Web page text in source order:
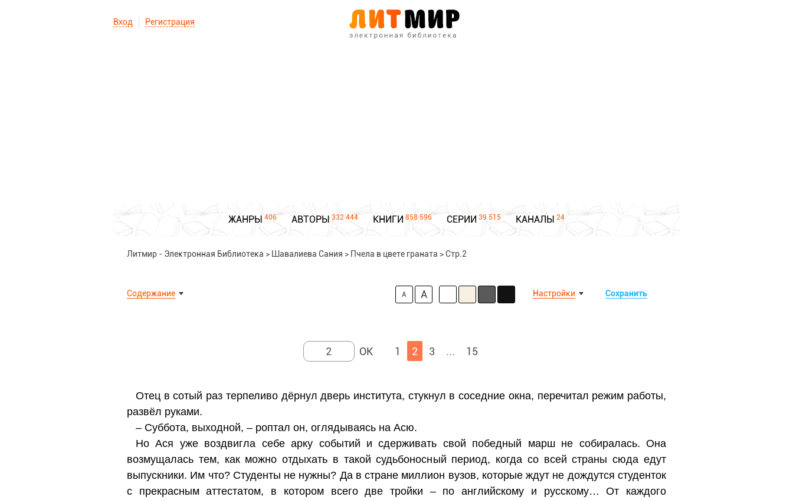
Вход Регистрация
ЖАНРЫ 406 АВТОРЫ 332 444 КНИГИ 858 596 СЕРИИ 39 515 КАНАЛЫ 24
Литмир - Электронная Библиотека > Шавалиева Сания > Пчела в цвете граната >Стр.2
Содержание Сохранить
Настройки
A A
1 2 3 ... 15
Отец в сотый раз терпеливо дёрнул дверь института, стукнул в соседние окна, перечитал режим работы,
развёл руками.
– Суббота, выходной, – роптал он, оглядываясь на Асю.
Но Ася уже воздвигла себе арку событий и сдерживать свой победный марш не собиралась. Она
возмущалась тем, как можно отдыхать в такой судьбоносный период, когда со всей страны сюда едут
выпускники. Им что? Студенты не нужны? Да в стране миллион вузов, которые ждут не дождутся студенток
с прекрасным аттестатом, в котором всего две тройки – по английскому и русскому… От каждого